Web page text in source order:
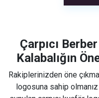
Çarpıcı
Kalabalığın
Rakiplerinizden öne
logosuna sahip